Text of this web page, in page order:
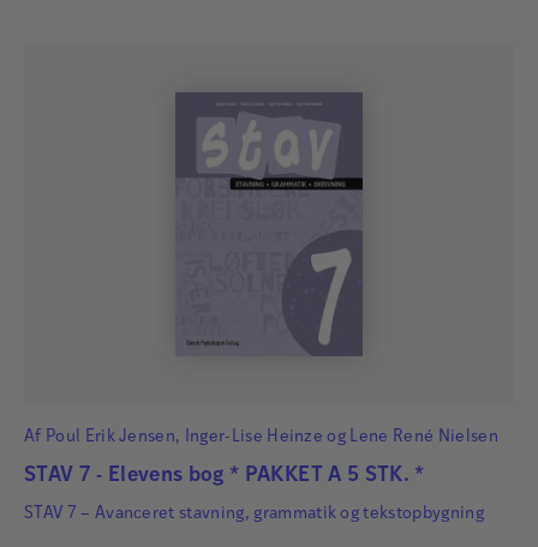
Af Poul Erik Jensen, Inger-Lise Heinze og Lene René Nielsen
STAV 7 - Elevens bog * PAKKET A 5 STK. *
STAV 7 – Avanceret stavning, grammatik og tekstopbygning